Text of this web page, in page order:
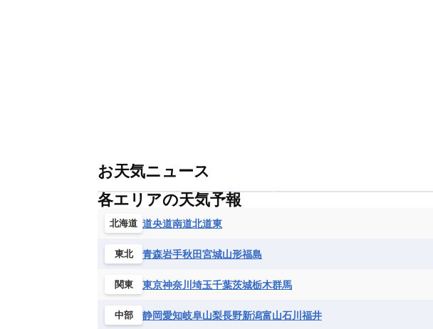
お天気ニュース
各エリアの天気予報
北海道 道央道南道北道東
東北 青森岩手秋田宮城山形福島
関東 東京神奈川 埼玉千葉茨城栃木群馬
中部 静岡愛知岐阜山梨長野新潟富山石川 福井